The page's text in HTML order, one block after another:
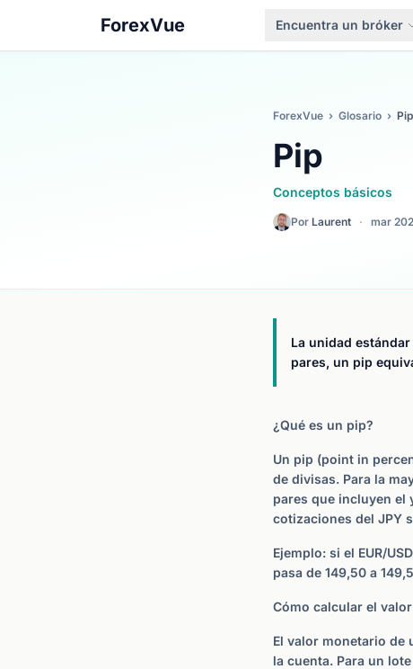
ForexVue Encuentra un bróker
ForexVue › Glosario › Pip
Pip
Conceptos básicos
Por Laurent · mar
La unidad
pares, un pip
¿Qué es un pip?
Un pip (point in
de divisas. Para la
pares que incluyen el
cotizaciones del JPY
Ejemplo: si el EUR/
pasa de 149,50 a
Cómo calcular el
El valor monetario de
la cuenta. Para un